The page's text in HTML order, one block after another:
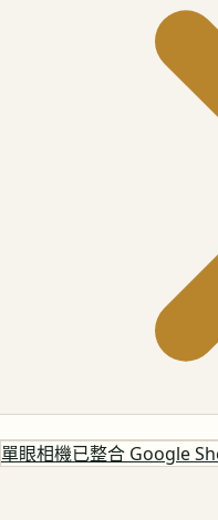
單眼相機已整合 Google